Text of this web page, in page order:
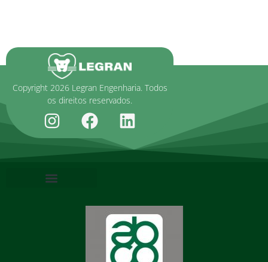
Copyright 2026 Legran Engenharia. Todos
os direitos reservados.